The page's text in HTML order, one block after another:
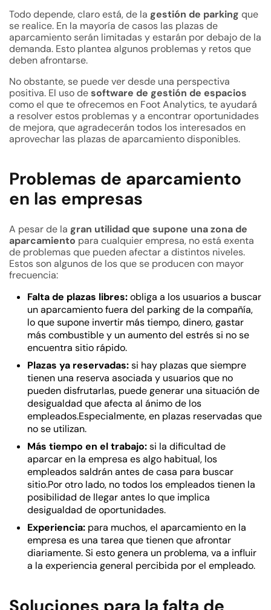
Todo depende, claro está, de la gestión de parking que
se realice. En la mayoría de casos las plazas de
aparcamiento serán limitadas y estarán por debajo de la
demanda. Esto plantea algunos problemas y retos que
deben afrontarse.
No obstante, se puede ver desde una perspectiva
positiva. El uso desoftware de gestión de espacios
como el que te ofrecemos en Foot Analytics, te ayudará
a resolver estos problemas y a encontrar oportunidades
de mejora, que agradecerán todos los interesados en
aprovechar las plazas de aparcamiento disponibles.
Problemas de aparcamiento
en las empresas
A pesar de la gran utilidad que supone una zona de
aparcamiento para cualquier empresa, no está exenta
de problemas que pueden afectar a distintos niveles.
Estos son algunos de los que se producen con mayor
frecuencia:
Falta de plazas libres:obliga a los usuarios a buscar
un aparcamiento fuera del parking de la compañía,
lo que supone invertir más tiempo, dinero, gastar
más combustible y un aumento del estrés si no se
encuentra sitio rápido.
Plazas ya reservadas:si hay plazas que siempre
tienen una reserva asociada y usuarios que no
pueden disfrutarlas, puede generar una situación de
desigualdad que afecta al ánimo de los
empleados.Especialmente, en plazas reservadas que
no se utilizan.
Más tiempo en el trabajo:si la dificultad de
aparcar en la empresa es algo habitual, los
empleados saldrán antes de casa para buscar
sitio.Por otro lado, no todos los empleados tienen la
posibilidad de llegar antes lo que implica
desigualdad de oportunidades.
Experiencia: para muchos, el aparcamiento en la
empresa es una tarea que tienen que afrontar
diariamente. Si esto genera un problema, va a influir
a la experiencia general percibida por el empleado.